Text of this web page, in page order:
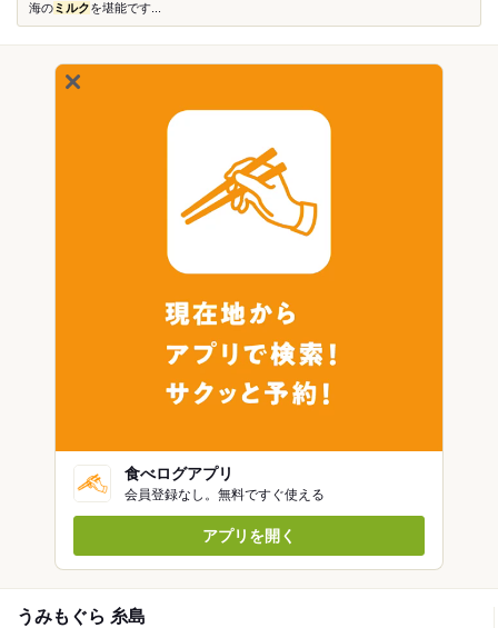
海のミルクを堪能です...
食べログアプリ
会員登録なし。無料ですぐ使える
アプリを開く
うみもぐら 糸島